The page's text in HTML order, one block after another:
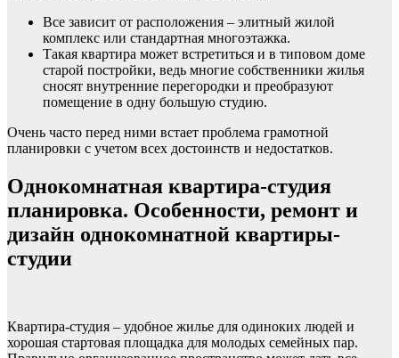
Все зависит от расположения – элитный жилой
комплекс или стандартная многоэтажка.
Такая квартира может встретиться и в типовом доме
старой постройки, ведь многие собственники жилья
сносят внутренние перегородки и преобразуют
помещение в одну большую студию.
Очень часто перед ними встает проблема грамотной
планировки с учетом всех достоинств и недостатков.
Однокомнатная квартира-студия
планировка. Особенности, ремонт и
дизайн однокомнатной квартиры-
студии
Квартира-студия – удобное жилье для одиноких людей и
хорошая стартовая площадка для молодых семейных пар.